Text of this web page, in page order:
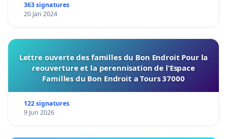
363 signatures
20 Jan 2024
Lettre ouverte des familles du Bon Endroit Pour la
reouverture et la perennisation de l’Espace
Familles du Bon Endroit a Tours 37000
122 signatures
9 Jun 2026